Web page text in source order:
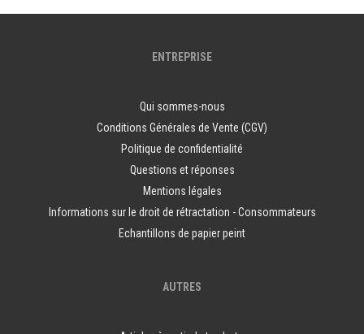
ENTREPRISE
Qui sommes-nous
Conditions Générales de Vente (CGV)
Politique de confidentialité
Questions et réponses
Mentions légales
Informations sur le droit de rétractation - Consommateurs
Echantillons de papier peint
AUTRES